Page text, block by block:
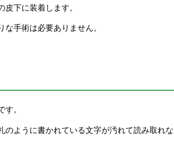
下に装着します。
手術は必要ありません。
す。
ように書かれている文字が汚れて読み取れ